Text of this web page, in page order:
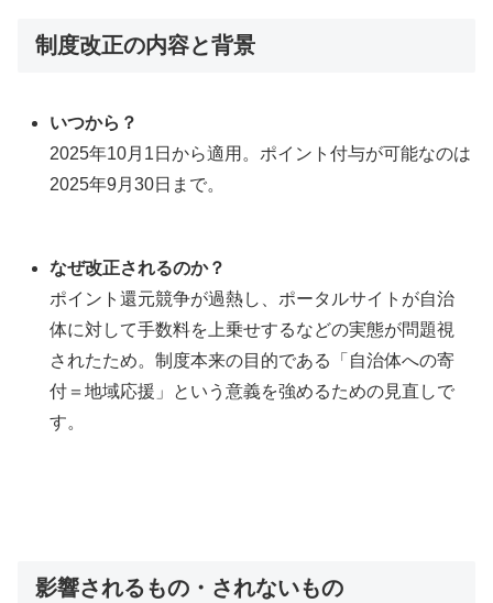
制度改正の内容と背景
いつから？
2025年10月1日から適用。ポイント付与が可能なのは
2025年9月30日まで。
なぜ改正されるのか？
ポイント還元競争が過熱し、ポータルサイトが自治
体に対して手数料を上乗せするなどの実態が問題視
されたため。制度本来の目的である「自治体への寄
付＝地域応援」という意義を強めるための見直しで
す。
影響されるもの・されないもの